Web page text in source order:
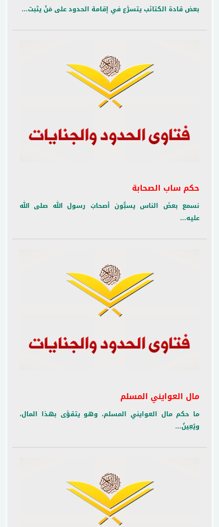
بعض قادة الكتائب يتسرَّع في إقامة الحدود على مَنْ يثبت…
حكم ساب الصحابة
نسمع بعضَ الناس يسبُّون أصحابَ رسول الله صلى الله
عليه…
مال العوايني المسلم
ما حكم مال العوايني المسلم، وهو يتقوَّى بهذا المال،
ويُعِينُ…